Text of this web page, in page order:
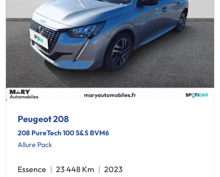
Peugeot 208
208 PureTech 100 S&S BVM6
Allure Pack
Essence 23 448 Km
2023